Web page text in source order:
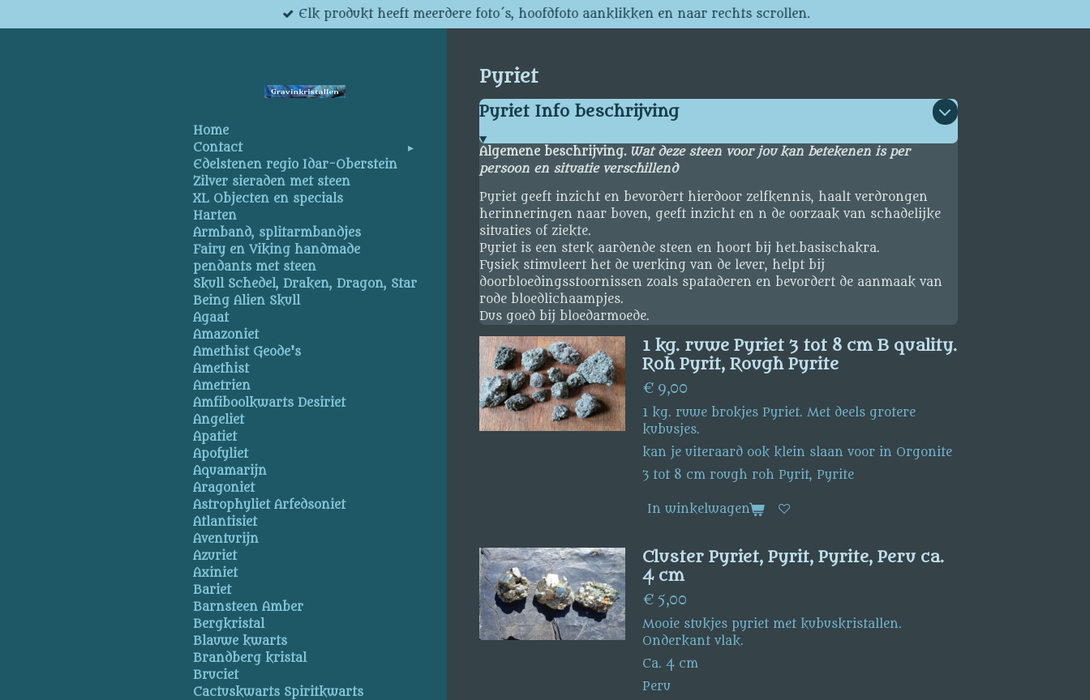
direct
Elk produkt heeft meerdere foto´s, hoofdfoto aanklikken en naar rechts scrollen.
Pyriet
Pyriet Info beschrijving
Algemene beschrijving. Wat deze steen voor jou kan betekenen is per
persoon en situatie verschillend
Pyriet geeft inzicht en bevordert hierdoor zelfkennis, haalt verdrongen
herinneringen naar boven, geeft inzicht en n de oorzaak van schadelijke
situaties of ziekte.
Pyriet is een sterk aardende steen en hoort bij het.basischakra.
Fysiek stimuleert het de werking van de lever, helpt bij
doorbloedingsstoornissen zoals spataderen en bevordert de aanmaak van
rode bloedlichaampjes.
Dus goed bij bloedarmoede.
1 kg. ruwe Pyriet 3 tot 8 cm B quality.
Roh Pyrit, Rough Pyrite
€ 9,00
1 kg. ruwe brokjes Pyriet. Met deels grotere
kubusjes.
kan je uiteraard ook klein slaan voor in Orgonite
3 tot 8 cm rough roh Pyrit, Pyrite
In winkelwagen
Cluster Pyriet, Pyrit, Pyrite, Peru ca.
4 cm
€ 5,00
Mooie stukjes pyriet met kubuskristallen.
Onderkant vlak.
Ca. 4 cm
Peru
Home
Contact
Edelstenen regio Idar-Oberstein
Zilver sieraden met steen
XL Objecten en specials
Harten
Armband, splitarmbandjes
Fairy en Viking handmade
pendants met steen
Skull Schedel, Draken, Dragon, Star
Being Alien Skull
Agaat
Amazoniet
Amethist Geode's
Amethist
Ametrien
Amfiboolkwarts Desiriet
Angeliet
Apatiet
Apofyliet
Aquamarijn
Aragoniet
Astrophyliet Arfedsoniet
Atlantisiet
Aventurijn
Azuriet
Axiniet
Bariet
Barnsteen Amber
Bergkristal
Blauwe kwarts
Brandberg kristal
Bruciet
Cactuskwarts Spiritkwarts